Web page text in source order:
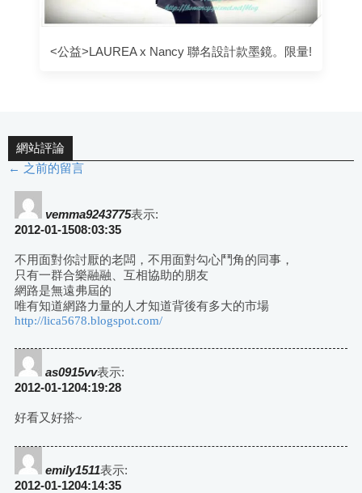
<公益>LAUREA x Nancy 聯名設計款墨鏡。限量!
網站評論
評
論
導
航
← 之前的留言
vemma9243775表示:
2012-01-1508:03:35
不用面對你討厭的老闆，不用面對勾心鬥角的同事，
只有一群合樂融融、互相協助的朋友
網路是無遠弗屆的
唯有知道網路力量的人才知道背後有多大的市場
http://lica5678.blogspot.com/
as0915vv表示:
2012-01-1204:19:28
好看又好搭~
emily1511表示:
2012-01-1204:14:35